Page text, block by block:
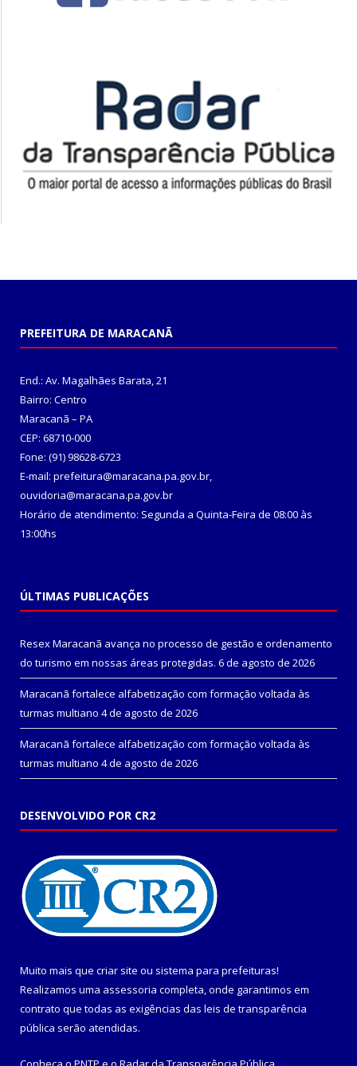
PREFEITURA DE MARACANÃ
End.: Av. Magalhães Barata, 21
Bairro: Centro
Maracanã – PA
CEP: 68710-000
Fone: (91) 98628-6723
E-mail: prefeitura@maracana.pa.gov.br,
ouvidoria@maracana.pa.gov.br
Horário de atendimento: Segunda a Quinta-Feira de 08:00 às
13:00hs
ÚLTIMAS PUBLICAÇÕES
Resex Maracanã avança no processo de gestão e ordenamento
do turismo em nossas áreas protegidas. 6 de agosto de 2026
Maracanã fortalece alfabetização com formação voltada às
turmas multiano 4 de agosto de 2026
Maracanã fortalece alfabetização com formação voltada às
turmas multiano 4 de agosto de 2026
DESENVOLVIDO POR CR2
Muito mais que criar site ou sistema para prefeituras!
Realizamos uma assessoria completa, onde garantimos em
contrato que todas as exigências das leis de transparência
pública serão atendidas.